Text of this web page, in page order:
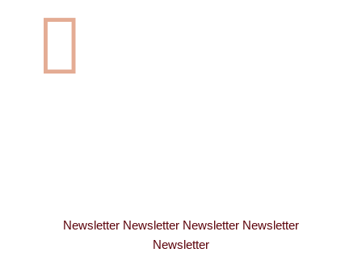

Newsletter Newsletter Newsletter Newsletter
Newsletter